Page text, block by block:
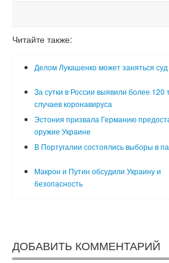
Читайте также:
Делом Лукашенко может заняться суд
За сутки в России выявили более 120
случаев коронавируса
Эстония призвала Германию
оружие Украине
В Португалии состоялись выборы в
Макрон и Путин обсудили Украину и
безопасность
ДОБАВИТЬ КОММЕНТАРИЙ